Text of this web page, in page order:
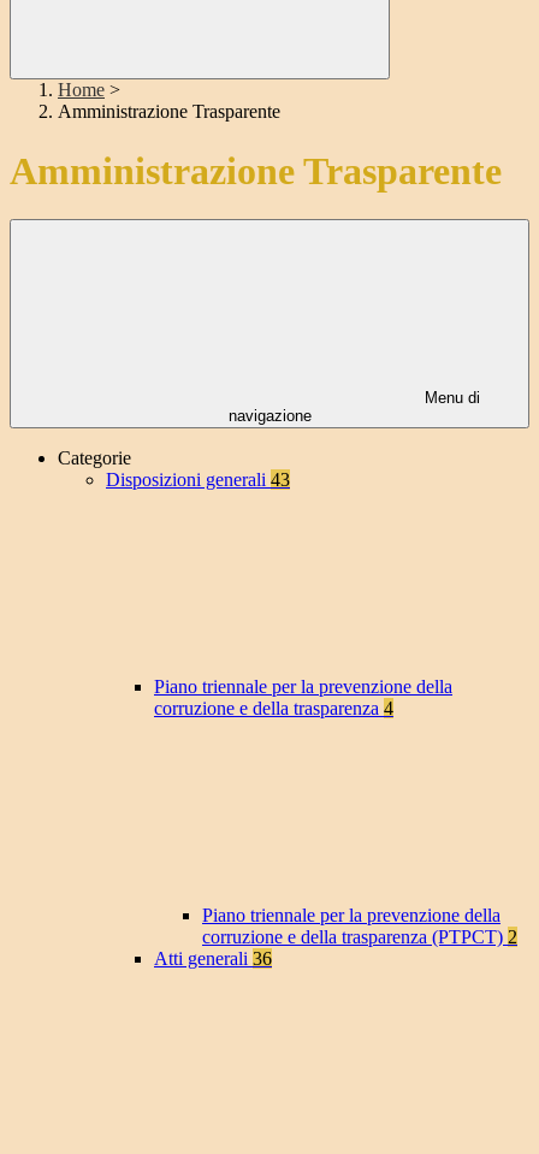
Home >
Amministrazione Trasparente
Amministrazione Trasparente
Menu di
navigazione
Categorie
Disposizioni generali 43
Piano triennale per la prevenzione della
corruzione e della trasparenza 4
Piano triennale per la prevenzione della
corruzione e della trasparenza (PTPCT) 2
Atti generali 36